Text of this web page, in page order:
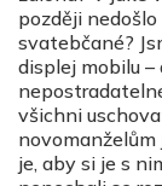
později
svatebčané?
displej mobilu
všichni
novomanželům
je, aby si je s